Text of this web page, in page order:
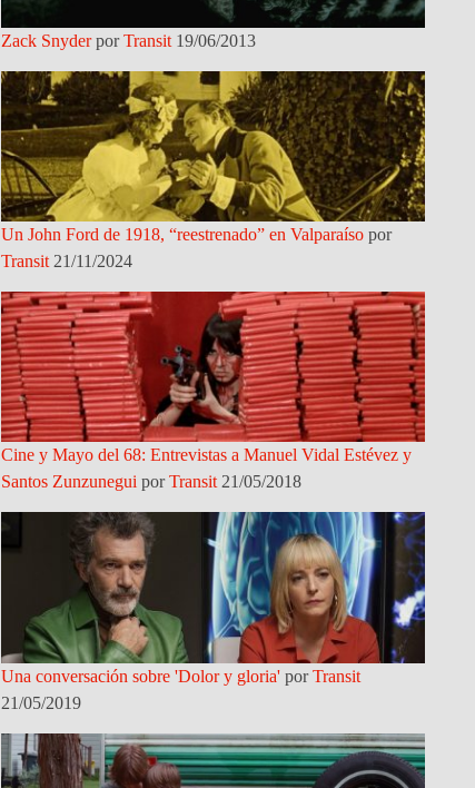
Zack SnyderporTransit 19/06/2013
Un John Ford de 1918, “reestrenado” en Valparaísopor
Transit 21/11/2024
Cine y Mayo del 68: Entrevistas a Manuel Vidal Estévez y
Santos ZunzuneguiporTransit 21/05/2018
Una conversación sobre 'Dolor y gloria'porTransit
21/05/2019